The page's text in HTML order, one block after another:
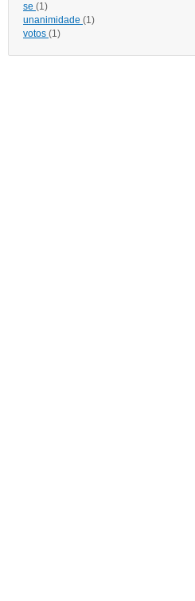
se (1)
unanimidade (1)
votos (1)